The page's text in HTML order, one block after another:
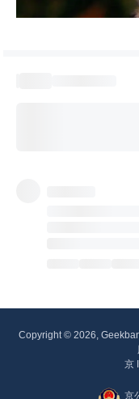
Copyright © 2026,
京
京